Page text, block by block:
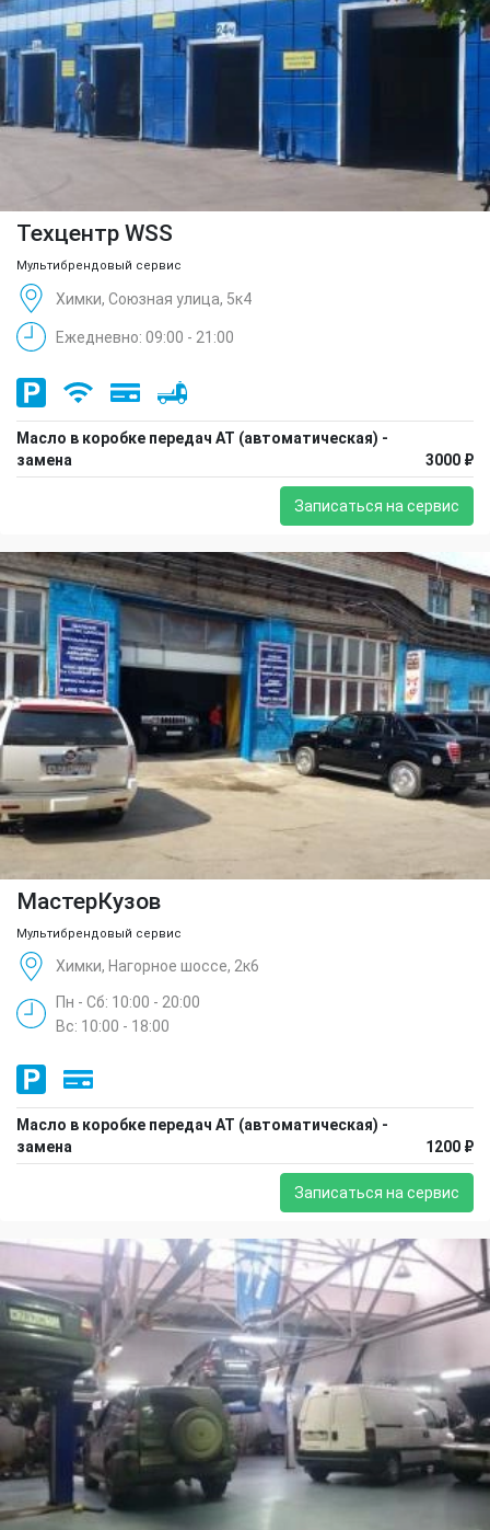
Техцентр WSS
Мультибрендовый сервис
Химки, Союзная улица, 5к4
Ежедневно: 09:00 - 21:00
Масло в коробке передач АТ (автоматическая) -
замена
3000 ₽
Записаться на сервис
МастерКузов
Мультибрендовый сервис
Химки, Нагорное шоссе, 2к6
Пн - Сб: 10:00 - 20:00
Вс: 10:00 - 18:00
Масло в коробке передач АТ (автоматическая) -
замена
1200 ₽
Записаться на сервис